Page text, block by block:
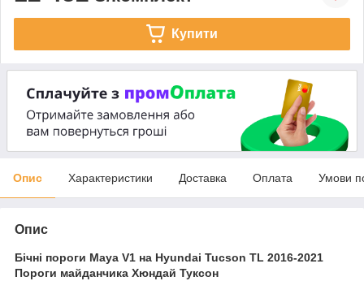
Купити
Опис Характеристики Доставка Оплата Умови
Опис
Бічні пороги Maya V1 на Hyundai Tucson TL 2016-2021
Пороги майданчика Хюндай Туксон